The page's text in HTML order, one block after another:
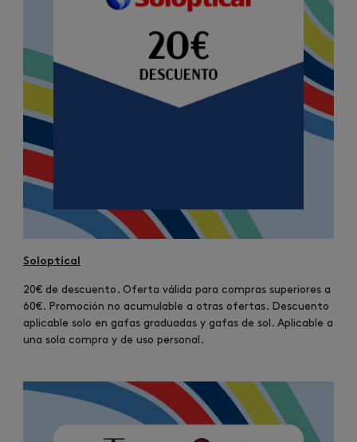
Soloptical
20€ de descuento. Oferta válida para compras superiores a
60€. Promoción no acumulable a otras ofertas. Descuento
aplicable solo en gafas graduadas y gafas de sol. Aplicable a
una sola compra y de uso personal.
Image